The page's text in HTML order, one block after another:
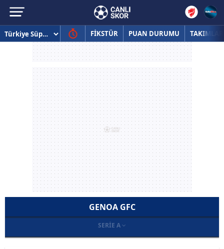
FİKSTÜR PUAN DURUMU TAKIMLAR
GENOA GFC
SERIE A